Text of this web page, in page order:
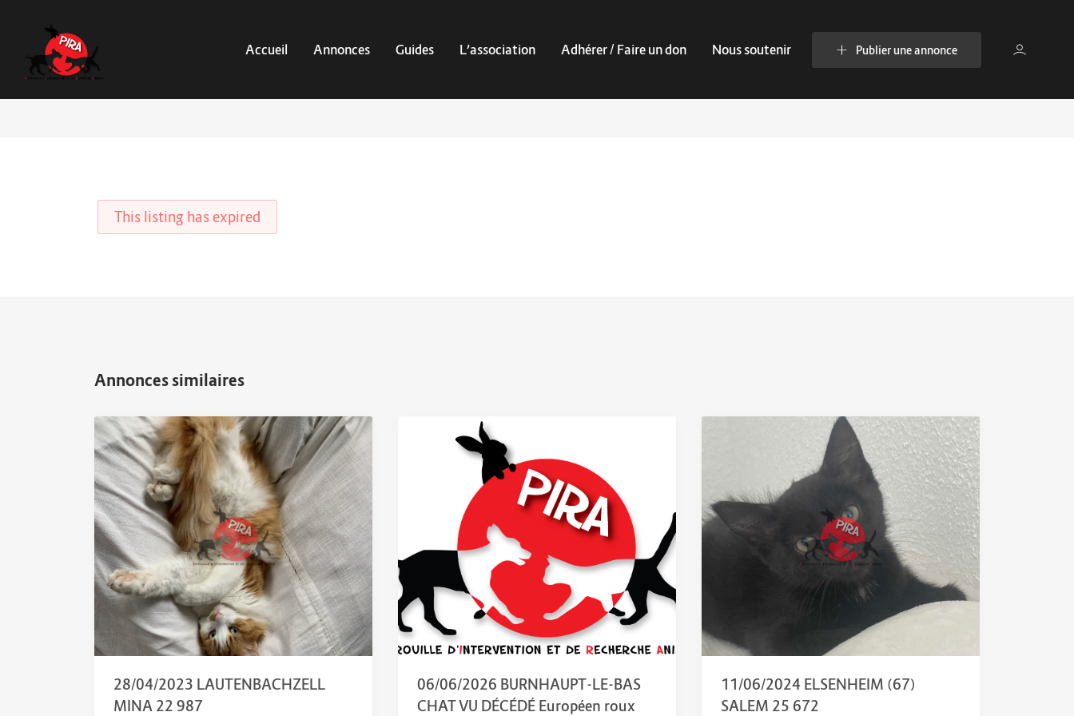
Accueil Annonces Guides L’association Adhérer / Faire un don Nous soutenir Publier une annonce
This listing has expired
28/04/2023 LAUTENBACHZELL
MINA 22 987
06/06/2026 BURNHAUPT-LE-BAS
CHAT VU DÉCÉDÉ Européen roux
11/06/2024 ELSENHEIM (67)
SALEM 25 672